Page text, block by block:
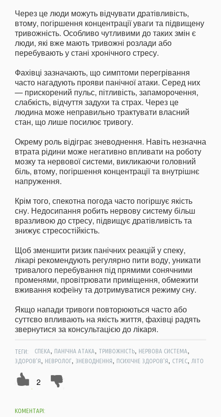
Через це люди можуть відчувати дратівливість,
втому, погіршення концентрації уваги та підвищену
тривожність. Особливо чутливими до таких змін є
люди, які вже мають тривожні розлади або
перебувають у стані хронічного стресу.
Фахівці зазначають, що симптоми перегрівання
часто нагадують прояви панічної атаки. Серед них
— прискорений пульс, пітливість, запаморочення,
слабкість, відчуття задухи та страх. Через це
людина може неправильно трактувати власний
стан, що лише посилює тривогу.
Окрему роль відіграє зневоднення. Навіть незначна
втрата рідини може негативно впливати на роботу
мозку та нервової системи, викликаючи головний
біль, втому, погіршення концентрації та внутрішнє
напруження.
Крім того, спекотна погода часто погіршує якість
сну. Недосипання робить нервову систему більш
вразливою до стресу, підвищує дратівливість та
знижує стресостійкість.
Щоб зменшити ризик панічних реакцій у спеку,
лікарі рекомендують регулярно пити воду, уникати
тривалого перебування під прямими сонячними
променями, провітрювати приміщення, обмежити
вживання кофеїну та дотримуватися режиму сну.
Якщо напади тривоги повторюються часто або
суттєво впливають на якість життя, фахівці радять
звернутися за консультацією до лікаря.
ТЕГИ: СПЕКА, ПАНІЧНА АТАКА, ТРИВОЖНІСТЬ, НЕРВОВА СИСТЕМА,
ЗДОРОВ'Я, НЕВРОЛОГ, ЗНЕВОДНЕННЯ, ПСИХІЧНЕ ЗДОРОВ'Я, СТРЕС, ЛІТО
2
КОМЕНТАРІ: